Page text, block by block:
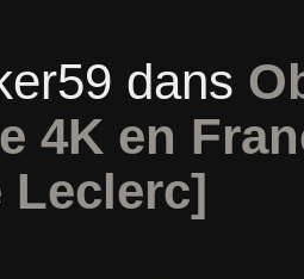
dans
4K en
Leclerc]